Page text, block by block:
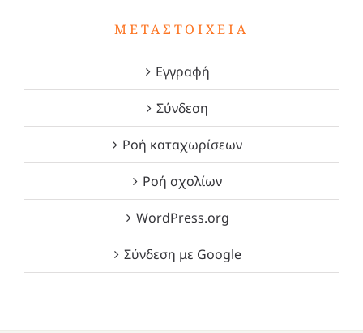
ΜΕΤΑΣΤΟΙΧΕΊΑ
Εγγραφή
Σύνδεση
Ροή καταχωρίσεων
Ροή σχολίων
WordPress.org
Σύνδεση με Google